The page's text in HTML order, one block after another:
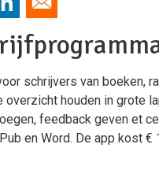
schrijvers van boeken,
overzicht houden in grote
feedback geven et
en Word. De app kost